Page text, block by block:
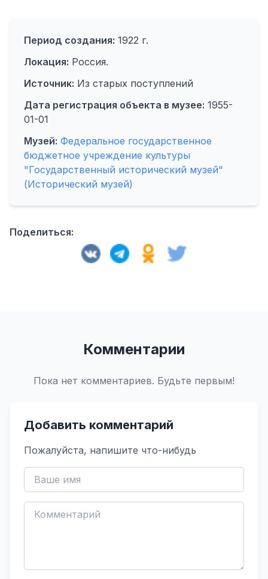
Период создания: 1922 г.
Локация: Россия.
Источник: Из старых поступлений
Дата регистрация объекта в музее: 1955-
01-01
Музей: Федеральное государственное
бюджетное учреждение культуры
"Государственный исторический музей"
(Исторический музей)
Поделиться:
Комментарии
Пока нет комментариев. Будьте первым!
Добавить комментарий
Пожалуйста, напишите что-нибудь